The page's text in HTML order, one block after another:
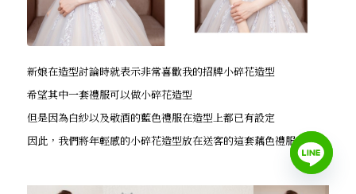
新娘在造型討論時就表示非常喜歡我的招牌小碎花造型
希望其中一套禮服可以做小碎花造型
但是因為白紗以及敬酒的藍色禮服在造型上都已有設定
因此，我們將年輕感的小碎花造型放在送客的這套藕色禮服上